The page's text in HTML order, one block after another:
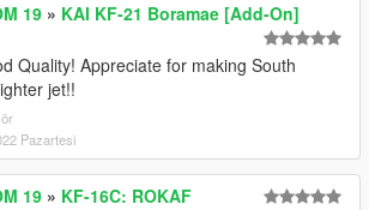
19 » KAI KF-21 Boramae [Add-On]
Quality! Appreciate for making South
jet!!
Pazartesi
19 » KF-16C: ROKAF